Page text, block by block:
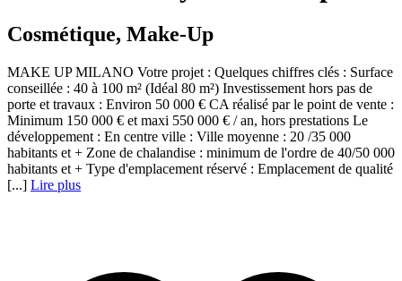
Cosmétique, Make-Up
MAKE UP MILANO Votre projet : Quelques chiffres clés : Surface
conseillée : 40 à 100 m² (Idéal 80 m²) Investissement hors pas de
porte et travaux : Environ 50 000 € CA réalisé par le point de vente :
Minimum 150 000 € et maxi 550 000 € / an, hors prestations Le
développement : En centre ville : Ville moyenne : 20 /35 000
habitants et + Zone de chalandise : minimum de l'ordre de 40/50 000
habitants et + Type d'emplacement réservé : Emplacement de qualité
[...] Lire plus